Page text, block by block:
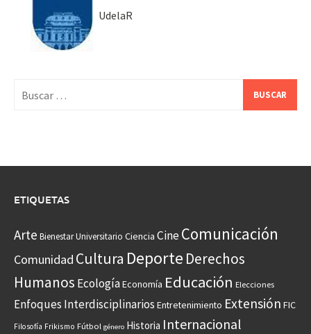
UdelaR
ETIQUETAS
Arte Bienestar Universitario Ciencia CineComunicación
Comunidad Cultura Deporte Derechos
Humanos EcologíaEconomía Educación Elecciones
Enfoques Interdisciplinarios Entretenimiento Extensión FIC
Filosofía Frikismo Fútbol género Historia Internacional